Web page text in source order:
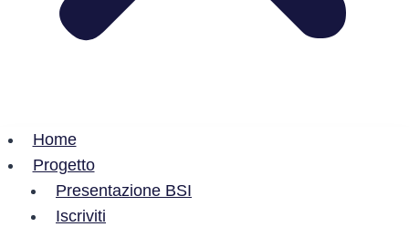
Home
Progetto
Presentazione BSI
Iscriviti